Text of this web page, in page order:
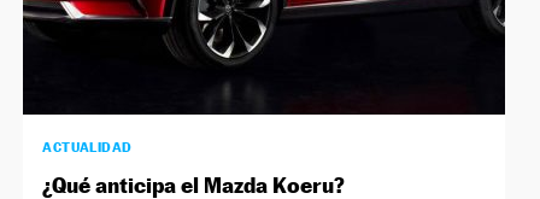
ACTUALIDAD
¿Qué anticipa el Mazda Koeru?